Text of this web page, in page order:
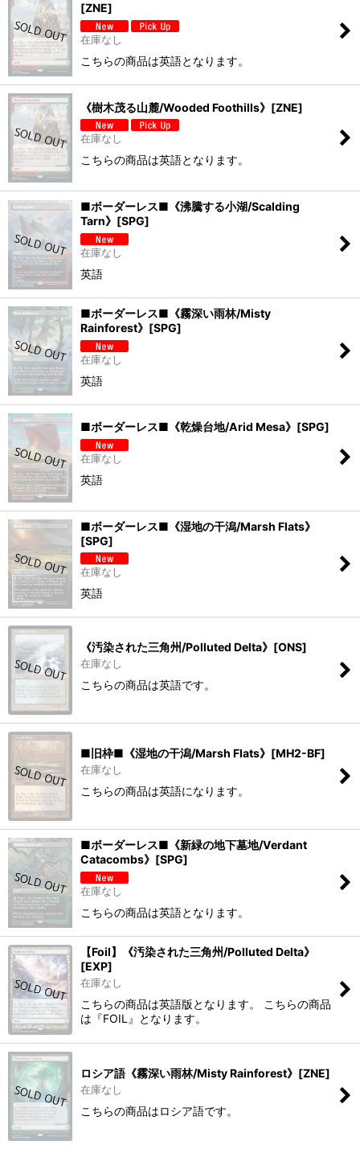
[ZNE]
在庫なし
こちらの商品は英語となります。
《樹木茂る山麓/Wooded Foothills》[ZNE]
在庫なし
こちらの商品は英語となります。
■ボーダーレス■《沸騰する小湖/Scalding
Tarn》[SPG]
在庫なし
英語
■ボーダーレス■《霧深い雨林/Misty
Rainforest》[SPG]
在庫なし
英語
■ボーダーレス■《乾燥台地/Arid Mesa》[SPG]
在庫なし
英語
■ボーダーレス■《湿地の干潟/Marsh Flats》
[SPG]
在庫なし
英語
《汚染された三角州/Polluted Delta》[ONS]
在庫なし
こちらの商品は英語です。
■旧枠■《湿地の干潟/Marsh Flats》[MH2-BF]
在庫なし
こちらの商品は英語になります。
■ボーダーレス■《新緑の地下墓地/Verdant
Catacombs》[SPG]
在庫なし
こちらの商品は英語となります。
【Foil】《汚染された三角州/Polluted Delta》
[EXP]
在庫なし
こちらの商品は英語版となります。 こちらの商品
は『FOIL』となります。
ロシア語《霧深い雨林/Misty Rainforest》[ZNE]
在庫なし
こちらの商品はロシア語です。